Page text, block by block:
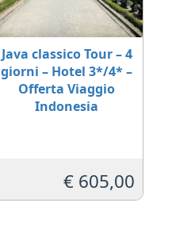
Java classico Tour – 4
giorni – Hotel 3*/4* –
Offerta Viaggio
Indonesia
€ 605,00